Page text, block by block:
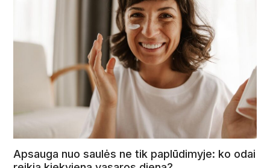
Apsauga nuo saulės ne tik paplūdimyje: ko odai